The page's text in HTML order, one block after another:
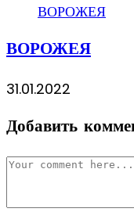
ВОРОЖЕЯ
31.01.2022
Добавить
Комментарий